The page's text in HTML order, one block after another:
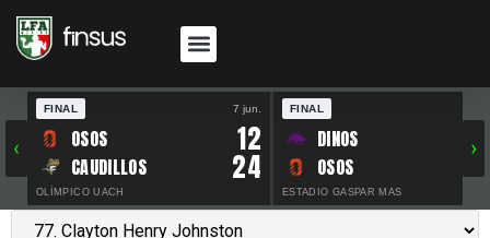
‹
FINAL 7 jun.
OSOS 12
CAUDILLOS 24
OLÍMPICO UACH
FINAL
DINOS
OSOS
ESTADIO GASPAR MAS
›